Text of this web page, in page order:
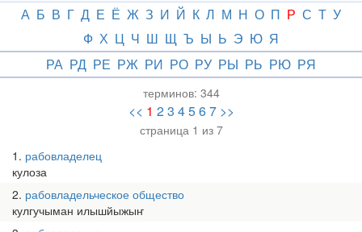
А Б В Г Д Е Ё Ж З И Й К Л М Н О П Р С Т У
Ф Х Ц Ч Ш Щ Ъ Ы Ь Э Ю Я
РА РД РЕ РЖ РИ РО РУ РЫ РЬ РЮ РЯ
терминов: 344
<< 1 23 4567 >>
страница 1 из 7
1 рабовладелец
кулоза
2 рабовладельческое общество
кулгучыман илышйыжыҥ